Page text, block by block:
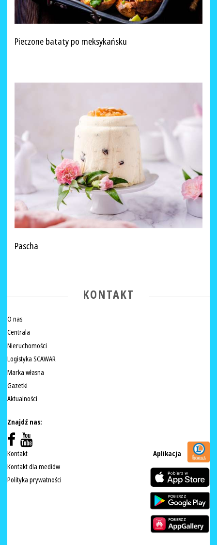
Pieczone bataty po meksykańsku
Pascha
KONTAKT
O nas
Centrala
Nieruchomości
Logistyka SCAWAR
Marka własna
Gazetki
Aktualności
Znajdź nas:
Kontakt
Kontakt dla mediów
Polityka prywatności
Aplikacja